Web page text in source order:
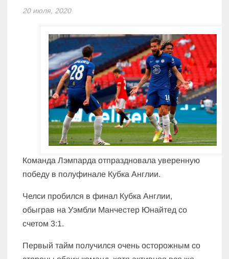
20 июля, 2020
Команда Лэмпарда отпраздновала уверенную
победу в полуфинале Кубка Англии.
Челси пробился в финал Кубка Англии,
обыграв на Уэмбли Манчестер Юнайтед со
счетом 3:1.
Первый тайм получился очень осторожным со